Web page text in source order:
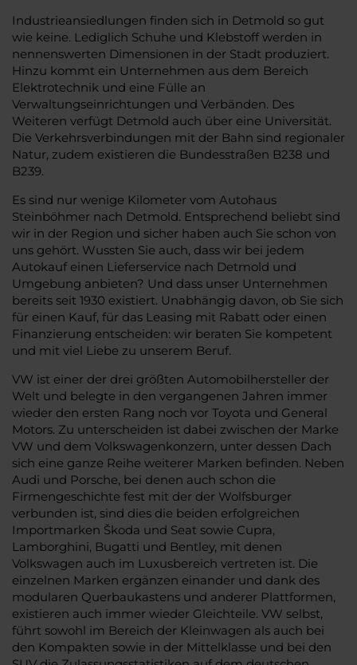
Industrieansiedlungen finden sich in Detmold so gut
wie keine. Lediglich Schuhe und Klebstoff werden in
nennenswerten Dimensionen in der Stadt produziert.
Hinzu kommt ein Unternehmen aus dem Bereich
Elektrotechnik und eine Fülle an
Verwaltungseinrichtungen und Verbänden. Des
Weiteren verfügt Detmold auch über eine Universität.
Die Verkehrsverbindungen mit der Bahn sind regionaler
Natur, zudem existieren die Bundesstraßen B238 und
B239.
Es sind nur wenige Kilometer vom Autohaus
Steinböhmer nach Detmold. Entsprechend beliebt sind
wir in der Region und sicher haben auch Sie schon von
uns gehört. Wussten Sie auch, dass wir bei jedem
Autokauf einen Lieferservice nach Detmold und
Umgebung anbieten? Und dass unser Unternehmen
bereits seit 1930 existiert. Unabhängig davon, ob Sie sich
für einen Kauf, für das Leasing mit Rabatt oder einen
Finanzierung entscheiden: wir beraten Sie kompetent
und mit viel Liebe zu unserem Beruf.
VW ist einer der drei größten Automobilhersteller der
Welt und belegte in den vergangenen Jahren immer
wieder den ersten Rang noch vor Toyota und General
Motors. Zu unterscheiden ist dabei zwischen der Marke
VW und dem Volkswagenkonzern, unter dessen Dach
sich eine ganze Reihe weiterer Marken befinden. Neben
Audi und Porsche, bei denen auch schon die
Firmengeschichte fest mit der der Wolfsburger
verbunden ist, sind dies die beiden erfolgreichen
Importmarken Škoda und Seat sowie Cupra,
Lamborghini, Bugatti und Bentley, mit denen
Volkswagen auch im Luxusbereich vertreten ist. Die
einzelnen Marken ergänzen einander und dank des
modularen Querbaukastens und anderer Plattformen,
existieren auch immer wieder Gleichteile. VW selbst,
führt sowohl im Bereich der Kleinwagen als auch bei
den Kompakten sowie in der Mittelklasse und bei den